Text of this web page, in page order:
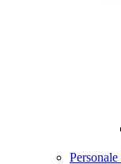
Personale